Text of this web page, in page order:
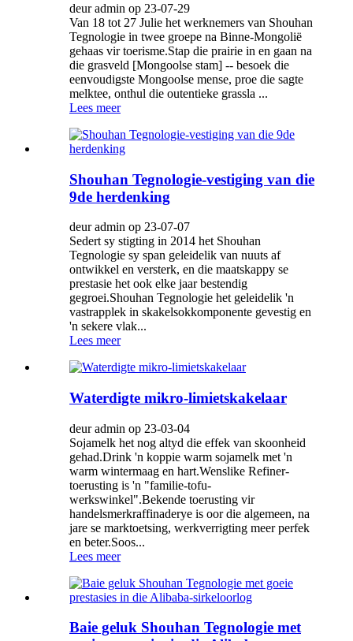
deur admin op 23-07-29
Van 18 tot 27 Julie het werknemers van Shouhan
Tegnologie in twee groepe na Binne-Mongolië
gehaas vir toerisme.Stap die prairie in en gaan na
die grasveld [Mongoolse stam] -- besoek die
eenvoudigste Mongoolse mense, proe die sagte
melktee, onthul die outentieke grassla ...
Lees meer
Shouhan Tegnologie-vestiging van die
9de herdenking
deur admin op 23-07-07
Sedert sy stigting in 2014 het Shouhan
Tegnologie sy span geleidelik van nuuts af
ontwikkel en versterk, en die maatskappy se
prestasie het ook elke jaar bestendig
gegroei.Shouhan Tegnologie het geleidelik 'n
vastrapplek in skakelsokkomponente gevestig en
'n sekere vlak...
Lees meer
Waterdigte mikro-limietskakelaar
deur admin op 23-03-04
Sojamelk het nog altyd die effek van skoonheid
gehad.Drink 'n koppie warm sojamelk met 'n
warm wintermaag en hart.Wenslike Refiner-
toerusting is 'n "familie-tofu-
werkswinkel".Bekende toerusting vir
handelsmerkraffinaderye is oor die algemeen, na
jare se marktoetsing, werkverrigting meer perfek
en beter.Soos...
Lees meer
Baie geluk Shouhan Tegnologie met